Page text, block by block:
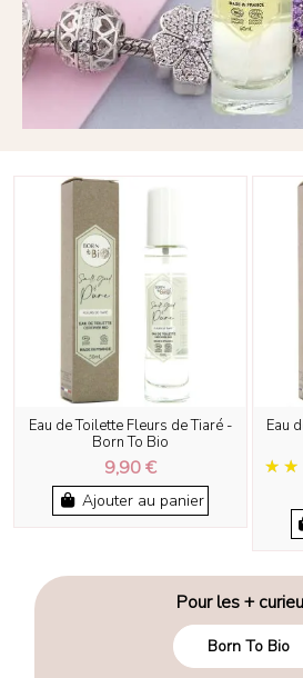
Eau de Toilette Fleurs de Tiaré -
Born To Bio
9,90 €
Ajouter au panier
Eau
Pour les +
Born To Bio